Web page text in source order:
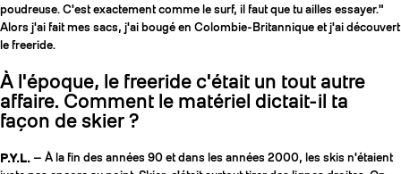
poudreuse. C'est exactement comme le surf, il faut que tu ailles essayer."
Alors j'ai fait mes sacs, j'ai bougé en Colombie-Britannique et j'ai découvert
le freeride.
À l'époque, le freeride c'était un tout autre
affaire. Comment le matériel dictait-il ta
façon de skier ?
P.Y.L. — À la fin des années 90 et dans les années 2000, les skis n'étaient